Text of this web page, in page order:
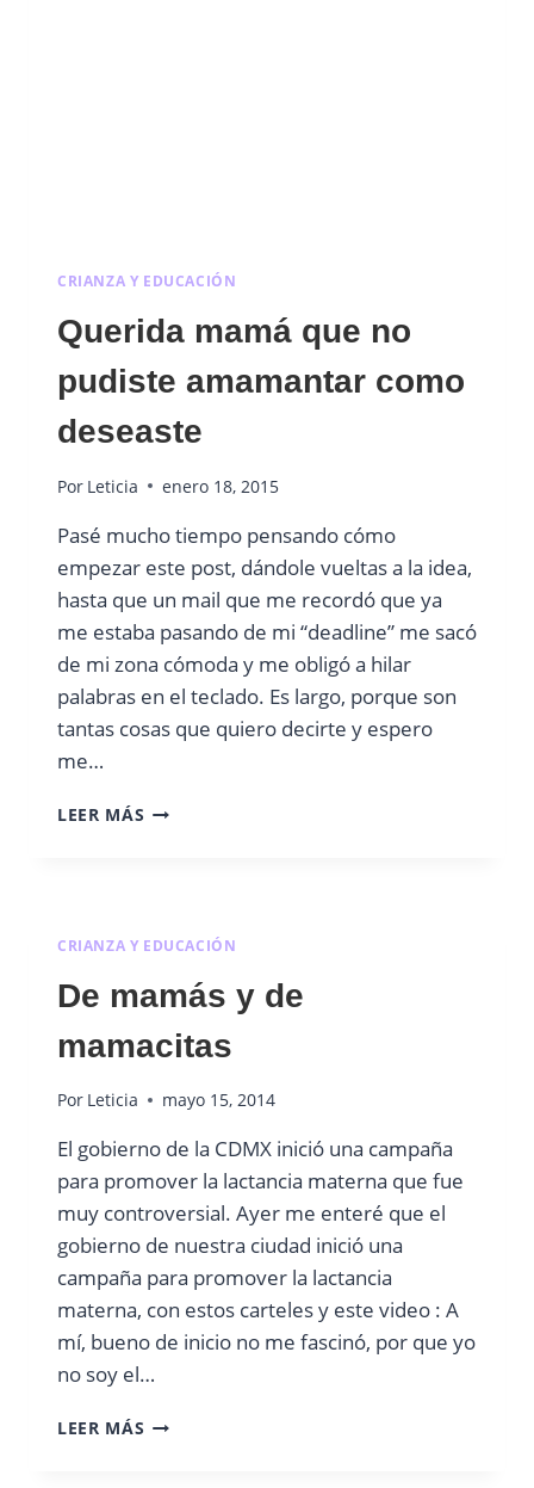
CRIANZA Y EDUCACIÓN
Querida mamá que no
pudiste amamantar como
deseaste
Por Leticia enero 18, 2015
Pasé mucho tiempo pensando cómo
empezar este post, dándole vueltas a la idea,
hasta que un mail que me recordó que ya
me estaba pasando de mi “deadline” me sacó
de mi zona cómoda y me obligó a hilar
palabras en el teclado. Es largo, porque son
tantas cosas que quiero decirte y espero
me…
LEER MÁS QUERIDA
AMAMANTAR
COMO
DESEASTE
CRIANZA Y EDUCACIÓN
De mamás y de
mamacitas
Por Leticia mayo 15, 2014
El gobierno de la CDMX inició una campaña
para promover la lactancia materna que fue
muy controversial. Ayer me enteré que el
gobierno de nuestra ciudad inició una
campaña para promover la lactancia
materna, con estos carteles y este video : A
mí, bueno de inicio no me fascinó, por que yo
no soy el…
LEER MÁS DE